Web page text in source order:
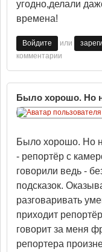
угодно,делали
времена!
Войдите или
комментарии
Было хорошо. Но
Было хорошо. Но
- репортёр с
говорили ведь -
подсказок.
разговаривать
приходит
говорит за меня
репортера